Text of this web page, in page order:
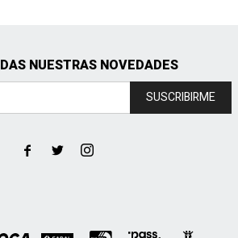
NUESTRAS NOVEDADES
SUSCRIBIRME
  